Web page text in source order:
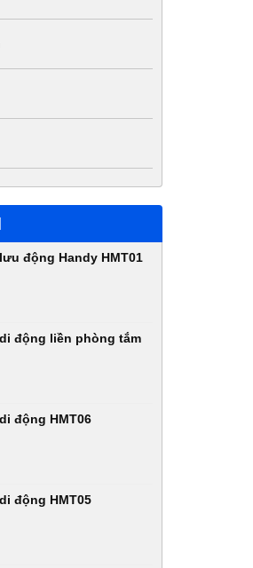
động Handy HMT01
động liền phòng tắm
động HMT06
động HMT05